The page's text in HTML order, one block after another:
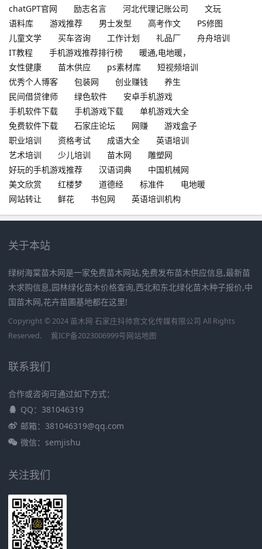
chatGPT官网
励志名言 河北代理记账公司
文玩
语料库
游戏推荐 男士发型 高考作文
PS修图
儿童文学
买车咨询 工作计划 礼品厂
舟舟培训
IT教程
手机游戏推荐排行榜
暖通,电地暖，
女性健康
苗木供应 ps素材库
短视频培训
优秀个人博客
包装网 创业赚钱
养生
民间借贷律师
绿色软件
安卓手机游戏
手机软件下载
手机游戏下载
单机游戏大全
免费软件下载
石家庄论坛 网赚
游戏盒子
职业培训
资格考试 成语大全
英语培训
艺术培训
少儿培训 苗木网
雕塑网
好玩的手机游戏推荐
汉语词典
中国机械网
美文欣赏
红楼梦 道德经 标准件
电地暖
网站转让
鲜花 书包网 英语培训机构
关于本站
绿树海棠苗木网是一家免费苗木网站,免费发布苗木供应信息,最新苗
木求购信息,园林绿化苗木价格查询,西北和东北绿化苗木种子报价,中
国苗木网,花卉苗圃基地都在这里!
Copyright © 2024 苗木网 石家庄抖帅宫文化传媒有限公司 All Rights
Reserved.
冀ICP备2023006999号网站地图
联系我们
合作或咨询可通过如下方式：
QQ：381046319
邮箱：381046319@qq.com
微信：semjishu
关注我们